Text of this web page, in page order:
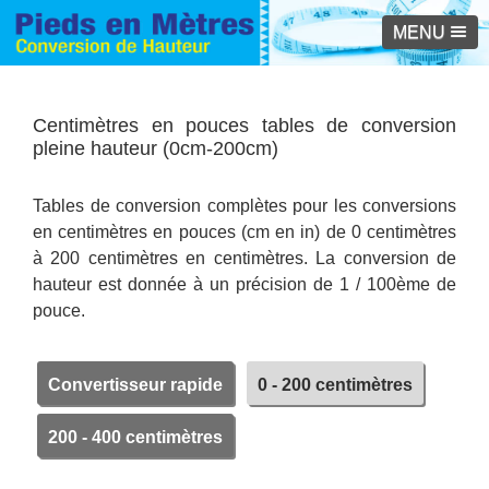
MENU
Centimètres en pouces tables de conversion
pleine hauteur (0cm-200cm)
Tables de conversion complètes pour les conversions
en centimètres en pouces (cm en in) de 0 centimètres
à 200 centimètres en centimètres. La conversion de
hauteur est donnée à un précision de 1 / 100ème de
pouce.
Convertisseur rapide 0 - 200 centimètres
200 - 400 centimètres